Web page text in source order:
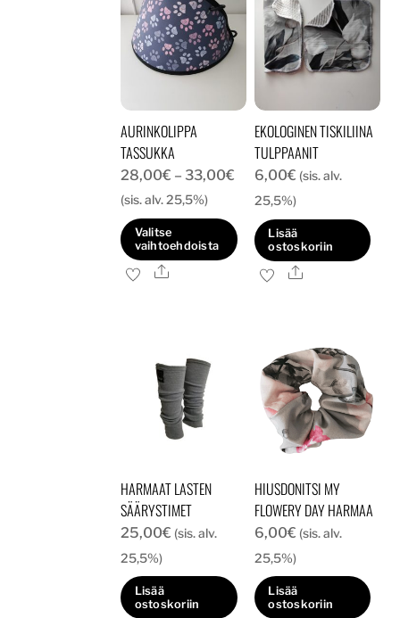
muunnelma.
Voit
tehdä
tuotteen
sivulla.
Voit
tehdä
valinnat
sivulla.
AURINKOLIPPA
TASSUKKA
28,00€ – 33,00€ Hintaluokka:
28,00€
33,00€
(sis. alv. 25,5%)
Valitse
vaihtoehdoista
Tällä
muunnelma.
valinnat
sivulla.
Ale
EKOLOGINEN TISKILIINA
TULPPAANIT
6,00€ (sis. alv.
25,5%)
Lisää
ostoskoriin
Ale
HARMAAT LASTEN
SÄÄRYSTIMET
25,00€ (sis. alv.
25,5%)
Lisää
ostoskoriin
HIUSDONITSI MY
FLOWERY DAY HARMAA
6,00€ (sis. alv.
25,5%)
Lisää
ostoskoriin